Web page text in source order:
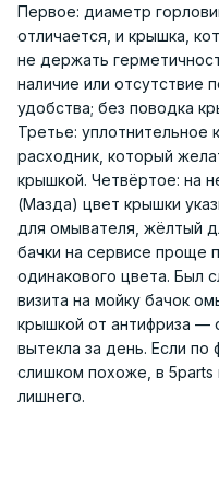
Первое: диаметр
отличается, и крышка,
не держать
наличие или отсутствие
удобства; без поводка
Третье:
расходник, который
крышкой. Четвёртое: на
(Мазда) цвет крышки
для омывателя, жёлтый
бачки на сервисе проще
одинакового цвета. Был
визита на мойку бачок
крышкой от антифриза —
вытекла за день. Если по
слишком похоже, в
лишнего.